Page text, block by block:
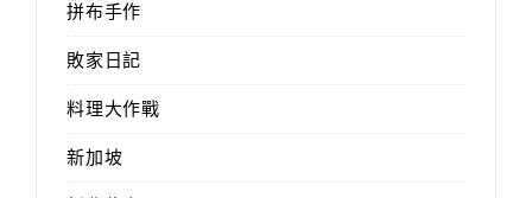
拼布手作
敗家日記
料理大作戰
新加坡